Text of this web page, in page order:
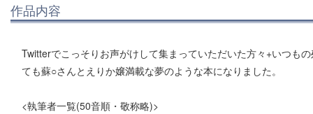
作品内容
Twitterでこっそりお声がけして集まっていただいた方々+いつも
ても蘇○さんとえりか嬢満載な夢のような本になりました。
<執筆者一覧(50音順・敬称略)>